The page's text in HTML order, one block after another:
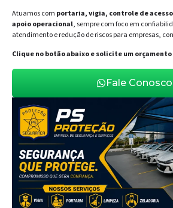
Atuamos com portaria, vigia, controle de
apoio operacional, sempre com foco em
atendimento e redução de riscos para empresas,
Clique no botão abaixo e solicite um orçamento
Fale Conosco